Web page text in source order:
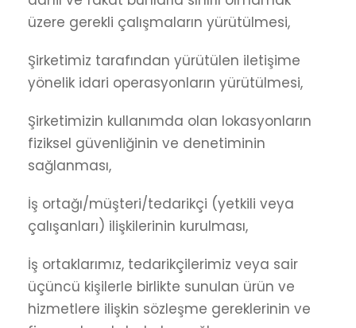
üzere gerekli çalışmaların yürütülmesi,
Şirketimiz tarafından yürütülen iletişime
yönelik idari operasyonların yürütülmesi,
Şirketimizin kullanımda olan lokasyonların
fiziksel güvenliğinin ve denetiminin
sağlanması,
İş ortağı/müşteri/tedarikçi (yetkili veya
çalışanları) ilişkilerinin kurulması,
İş ortaklarımız, tedarikçilerimiz veya sair
üçüncü kişilerle birlikte sunulan ürün ve
hizmetlere ilişkin sözleşme gereklerinin ve